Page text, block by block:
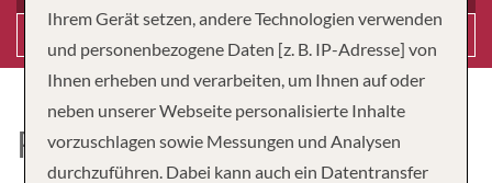
RV SABAIDEE PANDAW
Ihrem Gerät setzen, andere Technologien verwenden
und personenbezogene Daten [z. B. IP-Adresse] von
Ihnen erheben und verarbeiten, um Ihnen auf oder
neben unserer Webseite personalisierte Inhalte
vorzuschlagen sowie Messungen und Analysen
durchzuführen. Dabei kann auch ein Datentransfer